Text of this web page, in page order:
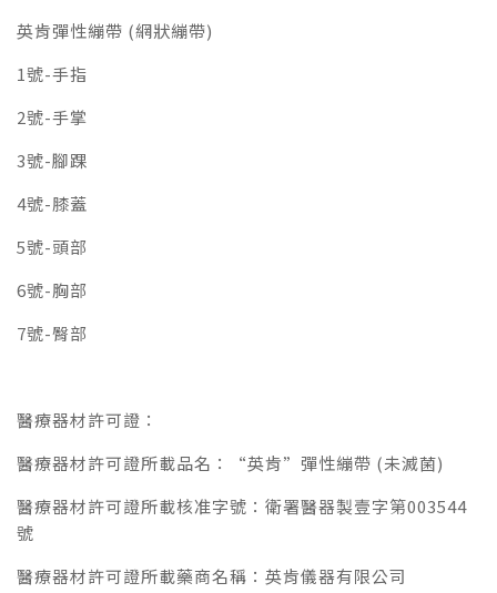
英肯彈性繃帶 (網狀繃帶)
1號-手指
2號-手掌
3號-腳踝
4號-膝蓋
5號-頭部
6號-胸部
7號-臀部
醫療器材許可證：
醫療器材許可證所載品名：“英肯”彈性繃帶 (未滅菌)
醫療器材許可證所載核准字號：衛署醫器製壹字第003544
號
醫療器材許可證所載藥商名稱：英肯儀器有限公司